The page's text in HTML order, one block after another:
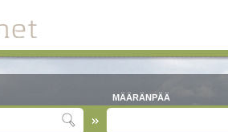
MÄÄRÄNPÄÄ